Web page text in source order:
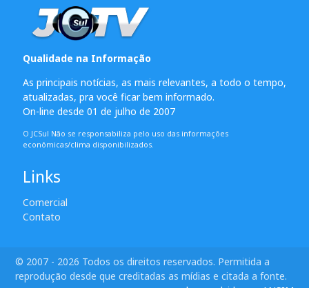
Qualidade na Informação
As principais notícias, as mais relevantes, a todo o tempo,
atualizadas, pra você ficar bem informado.
On-line desde 01 de julho de 2007
O JCSul Não se responsabiliza pelo uso das informações
econômicas/clima disponibilizados.
Links
Comercial
Contato
© 2007 - 2026 Todos os direitos reservados. Permitida a
reprodução desde que creditadas as mídias e citada a fonte.